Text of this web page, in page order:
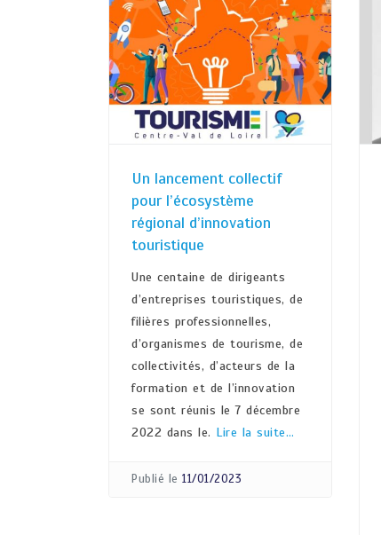
Un lancement collectif
pour l’écosystème
régional d’innovation
touristique
Une centaine de dirigeants
d’entreprises touristiques, de
filières professionnelles,
d’organismes de tourisme, de
collectivités, d’acteurs de la
formation et de l’innovation
se sont réunis le 7 décembre
2022 dans le. Lire la suite…
Publié le 11/01/2023